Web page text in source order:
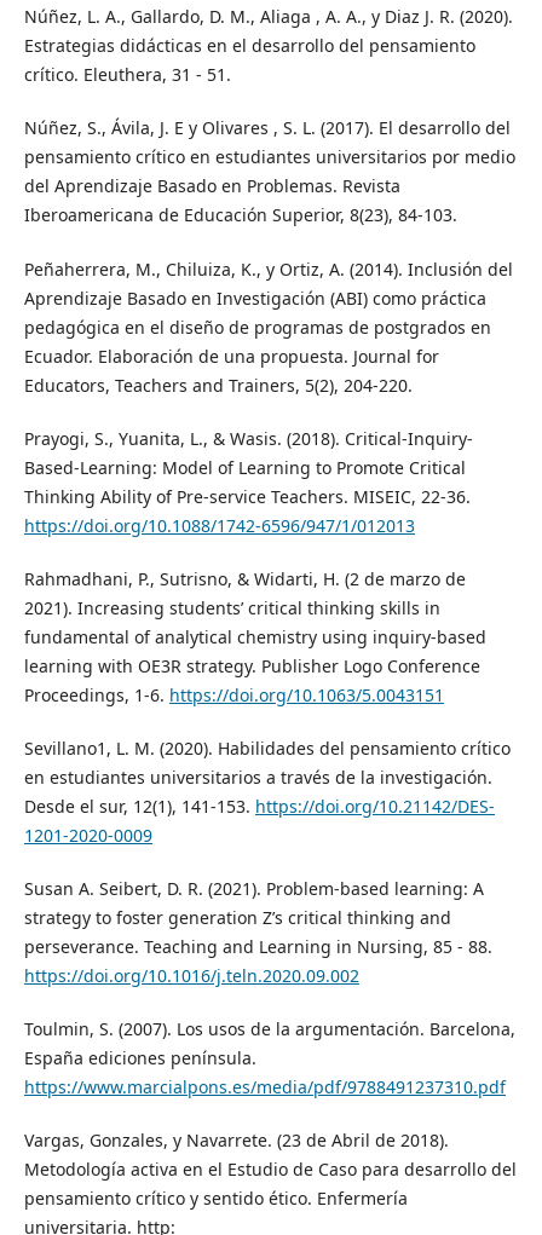
Núñez, L. A., Gallardo, D. M., Aliaga , A. A., y Diaz J. R. (2020).
Estrategias didácticas en el desarrollo del pensamiento
crítico. Eleuthera, 31 - 51.
Núñez, S., Ávila, J. E y Olivares , S. L. (2017). El desarrollo del
pensamiento crítico en estudiantes universitarios por medio
del Aprendizaje Basado en Problemas. Revista
Iberoamericana de Educación Superior, 8(23), 84-103.
Peñaherrera, M., Chiluiza, K., y Ortiz, A. (2014). Inclusión del
Aprendizaje Basado en Investigación (ABI) como práctica
pedagógica en el diseño de programas de postgrados en
Ecuador. Elaboración de una propuesta. Journal for
Educators, Teachers and Trainers, 5(2), 204-220.
Prayogi, S., Yuanita, L., & Wasis. (2018). Critical-Inquiry-
Based-Learning: Model of Learning to Promote Critical
Thinking Ability of Pre-service Teachers. MISEIC, 22-36.
https://doi.org/10.1088/1742-6596/947/1/012013
Rahmadhani, P., Sutrisno, & Widarti, H. (2 de marzo de
2021). Increasing students’ critical thinking skills in
fundamental of analytical chemistry using inquiry-based
learning with OE3R strategy. Publisher Logo Conference
Proceedings, 1-6. https://doi.org/10.1063/5.0043151
Sevillano1, L. M. (2020). Habilidades del pensamiento crítico
en estudiantes universitarios a través de la investigación.
Desde el sur, 12(1), 141-153. https://doi.org/10.21142/DES-
1201-2020-0009
Susan A. Seibert, D. R. (2021). Problem-based learning: A
strategy to foster generation Z’s critical thinking and
perseverance. Teaching and Learning in Nursing, 85 - 88.
https://doi.org/10.1016/j.teln.2020.09.002
Toulmin, S. (2007). Los usos de la argumentación. Barcelona,
España ediciones península.
https://www.marcialpons.es/media/pdf/9788491237310.pdf
Vargas, Gonzales, y Navarrete. (23 de Abril de 2018).
Metodología activa en el Estudio de Caso para desarrollo del
pensamiento crítico y sentido ético. Enfermería
universitaria. http: